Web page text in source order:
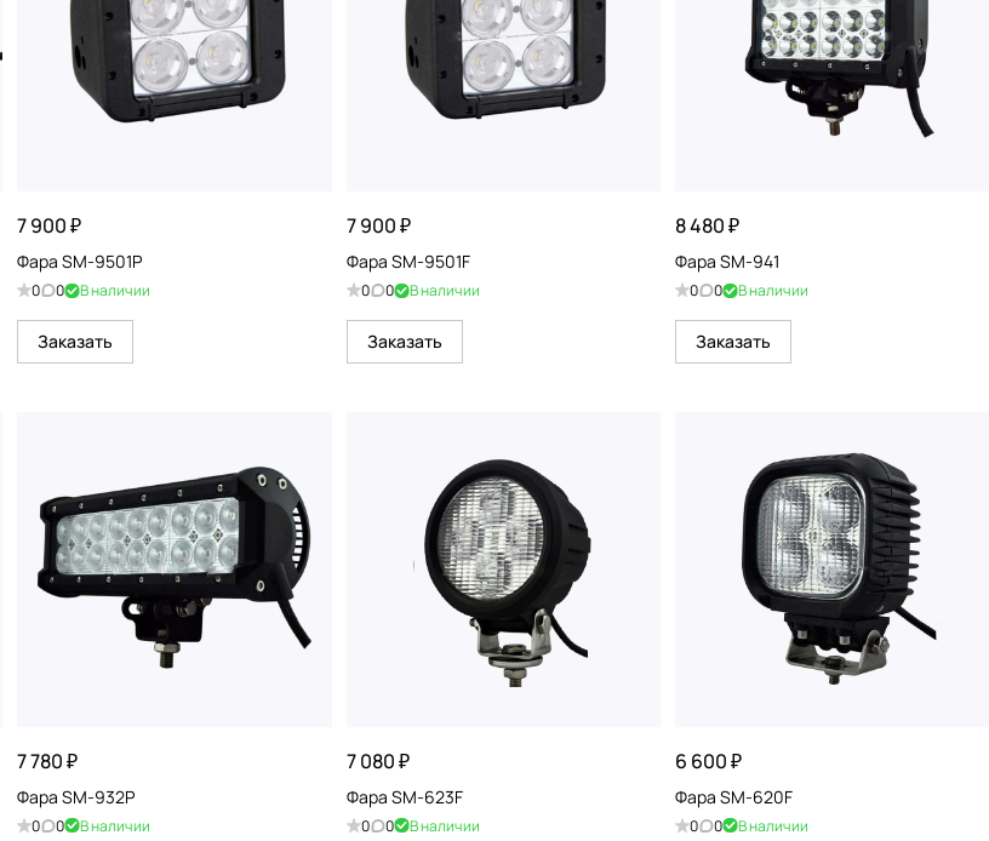
7 900 ₽
Фара SM-9501P
0 0 В наличии
Заказать
7 900 ₽
Фара SM-9501F
0 0 В наличии
Заказать
8 480 ₽
Фара SM-941
0 0 В наличии
Заказать
7 780 ₽
Фара SM-932P
0 0 В наличии
7 080 ₽
Фара SM-623F
0 0 В наличии
6 600 ₽
Фара SM-620F
0 0 В наличии